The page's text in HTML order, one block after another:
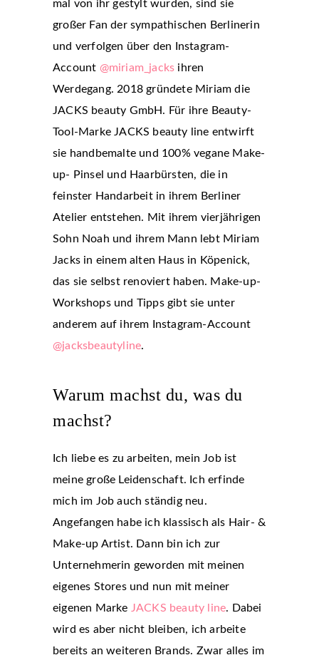
mal von ihr gestylt wurden, sind sie
großer Fan der sympathischen Berlinerin
und verfolgen über den Instagram-
Account @miriam_jacks ihren
Werdegang. 2018 gründete Miriam die
JACKS beauty GmbH. Für ihre Beauty-
Tool-Marke JACKS beauty line entwirft
sie handbemalte und 100% vegane Make-
up- Pinsel und Haarbürsten, die in
feinster Handarbeit in ihrem Berliner
Atelier entstehen. Mit ihrem vierjährigen
Sohn Noah und ihrem Mann lebt Miriam
Jacks in einem alten Haus in Köpenick,
das sie selbst renoviert haben. Make-up-
Workshops und Tipps gibt sie unter
anderem auf ihrem Instagram-Account
@jacksbeautyline.
Warum machst du, was du
machst?
Ich liebe es zu arbeiten, mein Job ist
meine große Leidenschaft. Ich erfinde
mich im Job auch ständig neu.
Angefangen habe ich klassisch als Hair- &
Make-up Artist. Dann bin ich zur
Unternehmerin geworden mit meinen
eigenes Stores und nun mit meiner
eigenen Marke JACKS beauty line. Dabei
wird es aber nicht bleiben, ich arbeite
bereits an weiteren Brands. Zwar alles im